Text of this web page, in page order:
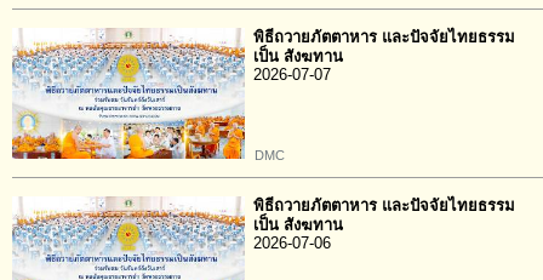
พิธีถวายภัตตาหาร และปัจจัยไทยธรรม
เป็น สังฆทาน
2026-07-07
DMC
พิธีถวายภัตตาหาร และปัจจัยไทยธรรม
เป็น สังฆทาน
2026-07-06